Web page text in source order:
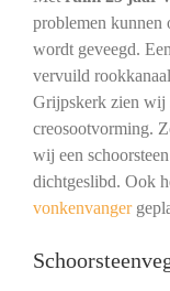
problemen kunnen
wordt geveegd.
vervuild
Grijpskerk zien wij
creosootvorming.
wij een
dichtgeslibd. Ook
vonkenvanger